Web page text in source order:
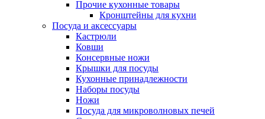
Прочие кухонные товары
Кронштейны для кухни
Посуда и аксессуары
Кастрюли
Ковши
Консервные ножи
Крышки для посуды
Кухонные принадлежности
Наборы посуды
Ножи
Посуда для микроволновых печей